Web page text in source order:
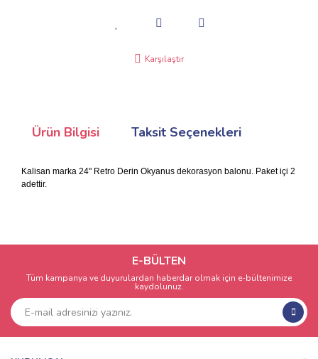
Karşılaştır
Ürün Bilgisi Taksit Seçenekleri
Kalisan marka 24" Retro Derin Okyanus dekorasyon balonu. Paket içi 2
adettir.
E-BÜLTEN
Tüm kampanya ve duyurulardan haberdar olmak için e-bültenimize
kaydolunuz.